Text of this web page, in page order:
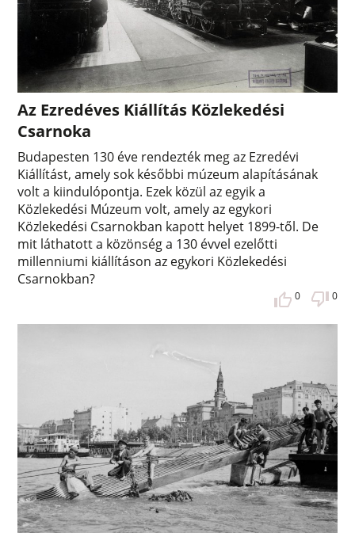
Az Ezredéves Kiállítás Közlekedési
Csarnoka
Budapesten 130 éve rendezték meg az Ezredévi
Kiállítást, amely sok későbbi múzeum alapításának
volt a kiindulópontja. Ezek közül az egyik a
Közlekedési Múzeum volt, amely az egykori
Közlekedési Csarnokban kapott helyet 1899-től. De
mit láthatott a közönség a 130 évvel ezelőtti
millenniumi kiállításon az egykori Közlekedési
Csarnokban?
0 0